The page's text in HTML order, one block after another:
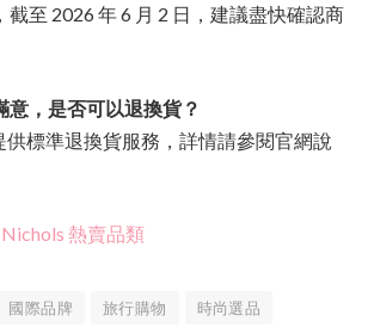
截至 2026 年 6 月 2 日，建議盡快確認商
意，是否可以退換貨？
供標準退換貨服務，詳情請參閱官網說
熱賣品類
國際品牌 旅行購物
時尚選品